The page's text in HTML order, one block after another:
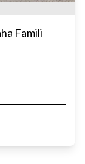
Famili